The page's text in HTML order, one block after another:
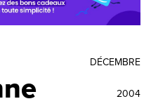
DÉCEMBRE
2004